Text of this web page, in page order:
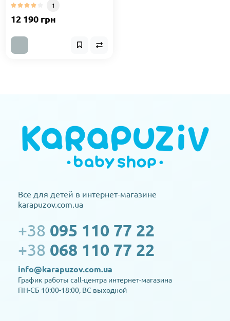
1
12 190 грн
Все для детей в интернет-магазине
karapuzov.com.ua
+38 095 110 77 22
+38 068 110 77 22
info@karapuzov.com.ua
График работы call-центра интернет-магазина
ПН-СБ 10:00-18:00, ВС выходной